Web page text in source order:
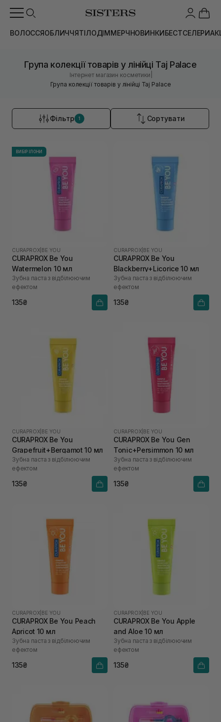
ВОЛОССЯОБЛИЧЧЯТІЛОДІММЕРЧНОВИНКИБЕСТСЕЛЕРИ
Група колекції товарів у лінійці Taj Palace
Інтернет магазин косметики
Група колекції товарів у лінійці Taj Palace
Фільтр 1 Сортувати
ВИБІР ІЛОНИ
CURAPROX BE YOU
CURAPROX Be You
Watermelon 10 мл
Зубна паста з відбілюючим
ефектом
135₴
CURAPROX BE YOU
CURAPROX Be You
Blackberry+Licorice 10 мл
Зубна паста з відбілюючим
ефектом
135₴
CURAPROX BE YOU
CURAPROX Be You
Grapefruit+Bergamot 10 мл
Зубна паста з відбілюючим
ефектом
135₴
CURAPROX BE YOU
CURAPROX Be You Gen
Tonic+Persimmon 10 мл
Зубна паста з відбілюючим
ефектом
135₴
CURAPROX BE YOU
CURAPROX Be You Peach
Apricot 10 мл
Зубна паста з відбілюючим
ефектом
135₴
CURAPROX BE YOU
CURAPROX Be You Apple
and Aloe 10 мл
Зубна паста з відбілюючим
ефектом
135₴